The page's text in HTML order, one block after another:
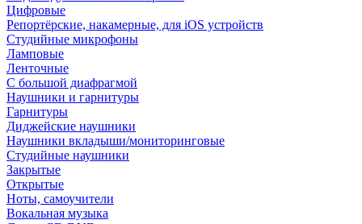
Цифровые
Репортёрские, накамерные, для iOS устройств
Студийные микрофоны
Ламповые
Ленточные
С большой диафрагмой
Наушники и гарнитуры
Гарнитуры
Диджейские наушники
Наушники вкладыши/мониторинговые
Студийные наушники
Закрытые
Открытые
Ноты, самоучители
Вокальная музыка